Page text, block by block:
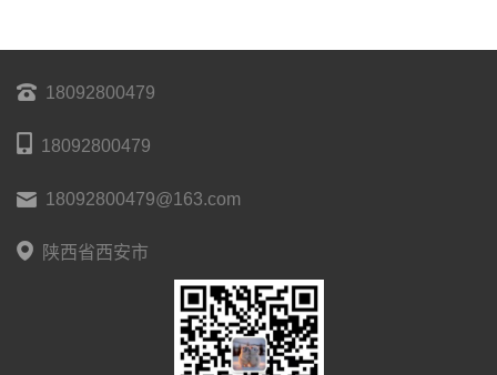
18092800479
18092800479
18092800479@163.com
陕西省西安市